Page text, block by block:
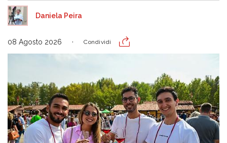
Daniela Peira
08 Agosto 2026 Condividi